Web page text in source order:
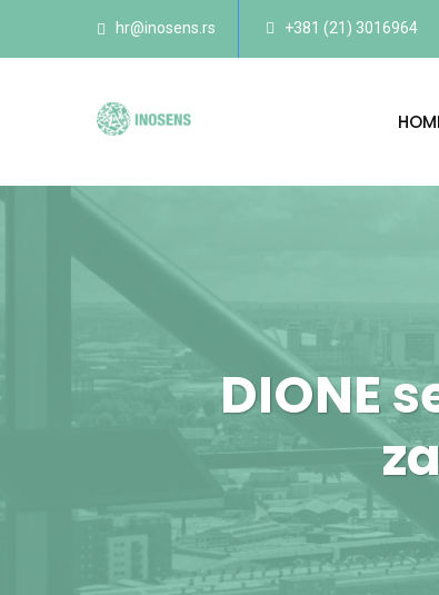
hr@inosens.rs +381 (21) 3016964
DIONE